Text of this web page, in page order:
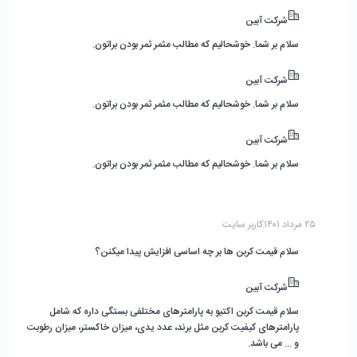
شرکت آبین
سلام بر شما. خوشحالیم که مطالب مثمر ثمر بودن براتون.
شرکت آبین
سلام بر شما. خوشحالیم که مطالب مثمر ثمر بودن براتون.
شرکت آبین
سلام بر شما. خوشحالیم که مطالب مثمر ثمر بودن براتون.
۲۵ مرداد ۱۴۰۱
کاربر سایت
سلام قیمت کربن ها بر چه اساسی افزایش پیدا میکنن؟
شرکت آبین
سلام قیمت کربن اکتیو به پارامترهای مختلفی بستگی داره که شامل
پارامترهای کیفیت کربن مثل برند، عدد یدی، میزان خاکستر، میزان رطوبت
و ... می باشد.